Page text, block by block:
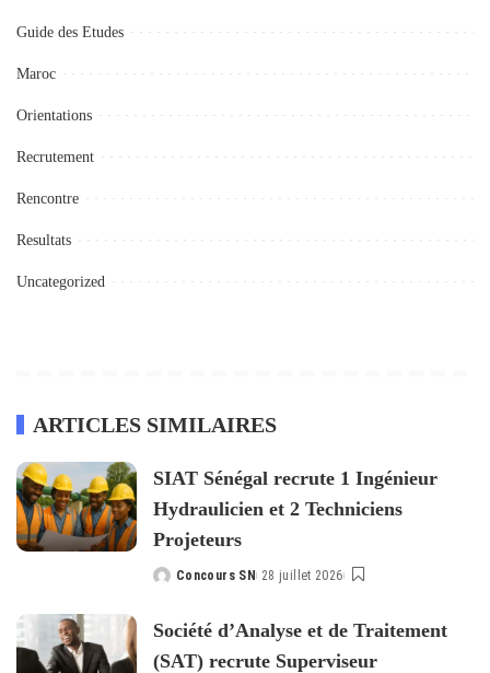
Guide des Etudes
Maroc
Orientations
Recrutement
Rencontre
Resultats
Uncategorized
ARTICLES SIMILAIRES
SIAT Sénégal recrute 1 Ingénieur
Hydraulicien et 2 Techniciens
Projeteurs
Posted
Concours SN 28 juillet 2026
Société d’Analyse et de Traitement
(SAT) recrute Superviseur